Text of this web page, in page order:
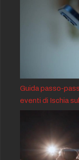
Guida passo-
eventi di Ischia